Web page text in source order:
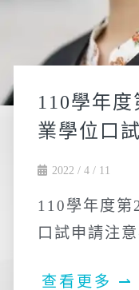
110學年
業學位口
2022 / 4 / 11
110學年度第
口試申請注
查看更多 ⇀